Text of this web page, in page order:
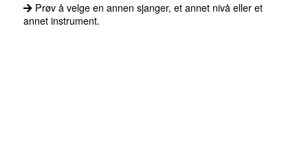
Prøv å velge en annen sjanger, et annet nivå eller et
annet instrument.